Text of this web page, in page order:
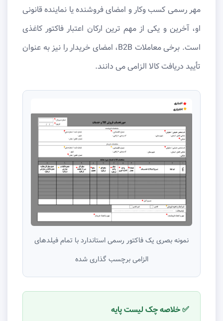
مهر رسمی کسب وکار و امضای فروشنده یا نماینده قانونی
او، آخرین و یکی از مهم ترین ارکان اعتبار فاکتور کاغذی
است. برخی معاملات B2B، امضای خریدار را نیز به عنوان
تأیید دریافت کالا الزامی می دانند.
نمونه بصری یک فاکتور رسمی استاندارد با تمام فیلدهای
الزامی برچسب گذاری شده
✅ خلاصه چک لیست پایه